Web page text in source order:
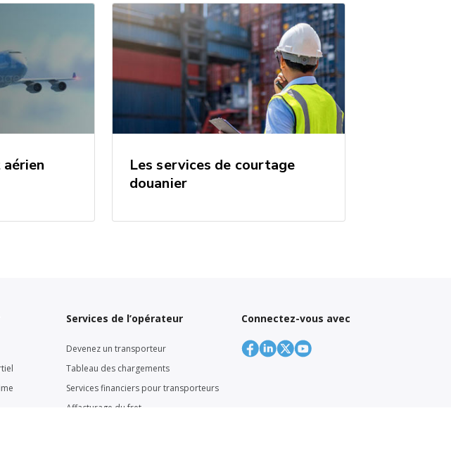
Les services de courtage
douanier
Services de l’opérateur
Devenez un transporteur
Tableau des chargements
Services financiers pour transporteurs
Affacturage du fret
Connectez-vous avec